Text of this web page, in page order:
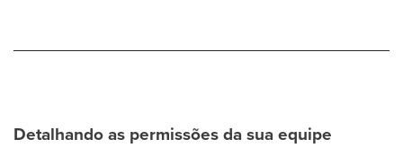
Detalhando as permissões da sua equipe